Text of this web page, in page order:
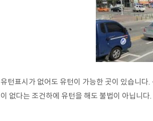
유턴표시가 없어도 유턴이 가능한 곳이 있습니다
이 없다는 조건하에 유턴을 해도 불법이 아닙니다.